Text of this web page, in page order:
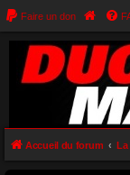
Faire un don
Accueil du forum La